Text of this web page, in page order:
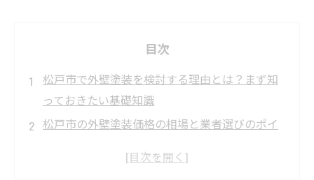
目次
松戸市で外壁塗装を検討する理由とは？まず知
っておきたい基礎知識
松戸市の外壁塗装価格の相場と業者選びのポイ
外壁材の種類別！松戸市でかかる具体的な塗装